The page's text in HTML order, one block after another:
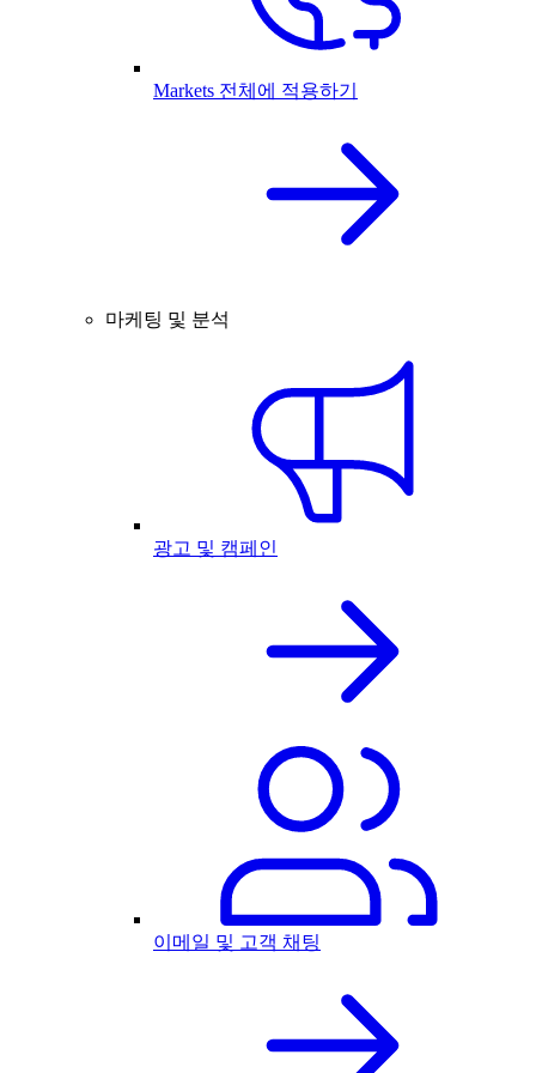
Markets 전체에 적용하기
마케팅 및 분석
광고 및 캠페인
이메일 및 고객 채팅